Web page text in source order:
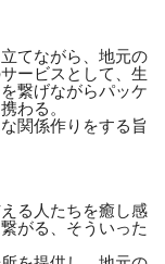
てながら、地元の
ービスとして、生
繋げながらパッケ
わる。
関係作りをする旨
る人たちを癒し感
がる、そういった